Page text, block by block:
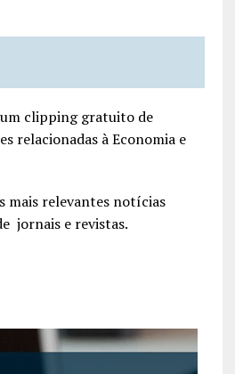
clipping gratuito de
relacionadas à Economia e
mais relevantes notícias
jornais e revistas.